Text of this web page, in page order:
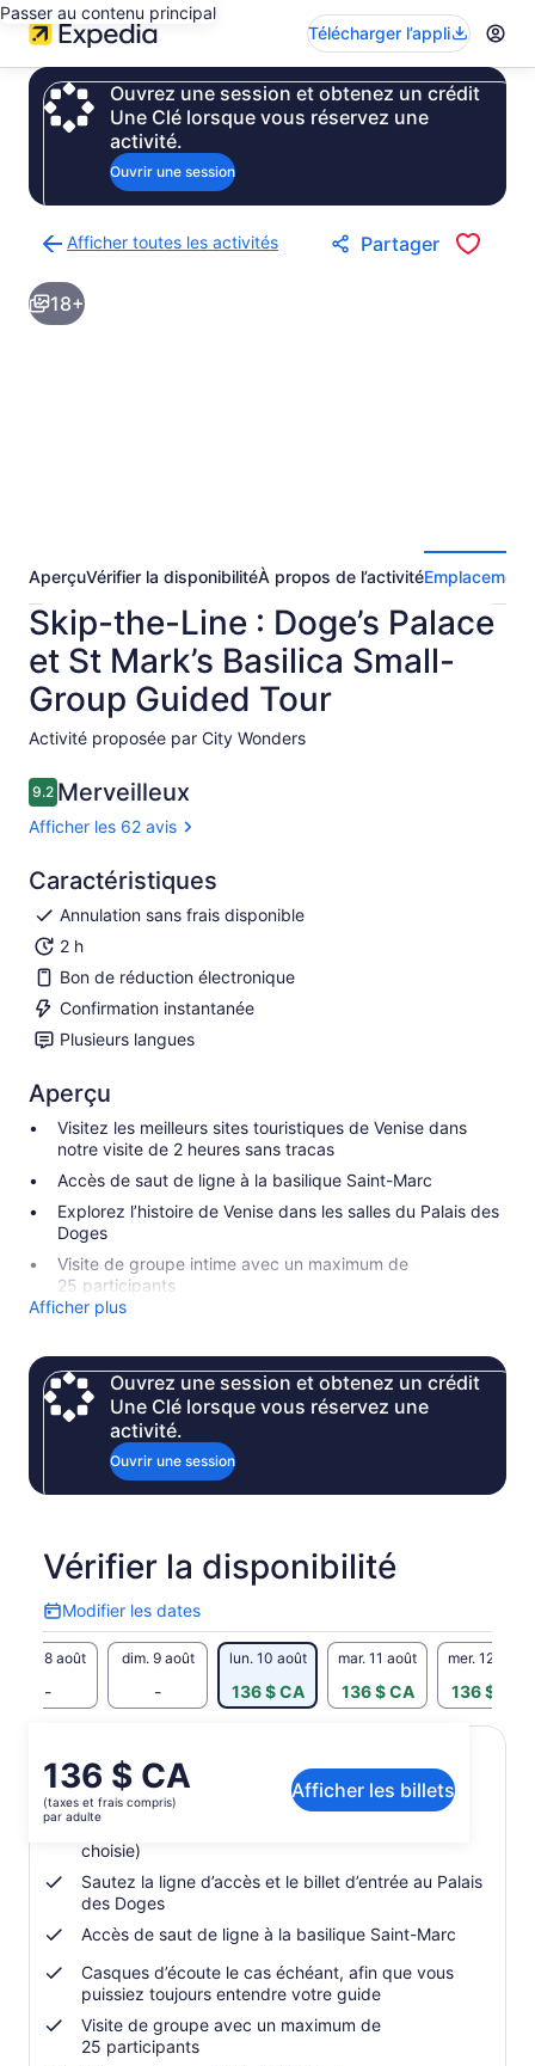
Passer au contenu principal
Télécharger l’appli
Ouvrez une session et obtenez un crédit
Une Clé lorsque vous réservez une
activité.
Ouvrir une session
Afficher toutes les activités
à
la
page
Partager
18+
AperçuVérifier la disponibilitéÀ propos de l’activitéEmplacement
Skip-the-Line : Doge’s Palace
et St Mark’s Basilica Small-
Group Guided Tour
Activité proposée par City Wonders
9.29.2 sur 10
Merveilleux
Afficher les 62 avis
Caractéristiques
Annulation sans frais disponible
2 h
Bon de réduction électronique
Confirmation instantanée
Plusieurs langues
Aperçu
Visitez les meilleurs sites touristiques de Venise dans
notre visite de 2 heures sans tracas
Accès de saut de ligne à la basilique Saint-Marc
Explorez l’histoire de Venise dans les salles du Palais des
Doges
Visite de groupe intime avec un maximum de
25 participants
Afficher plus
Ouvrez une session et obtenez un crédit
Une Clé lorsque vous réservez une
activité.
Ouvrir une session
Vérifier la disponibilité
Modifier les dates
Modifier
les
dates
sam. 8 août
-
dim. 9 août
-
lun. 10 août
136 $ CA
mar. 11 août
136 $ CA
mer. 12 août
136 $ CA
Le
prix
est
de 136 $ CA.
adulte
136 $ CA
(taxes et frais compris)
par adulte
Afficher les billets
Inclusions et exclusions
choisie)
Sautez la ligne d’accès et le billet d’entrée au Palais
des Doges
Accès de saut de ligne à la basilique Saint-Marc
Casques d’écoute le cas échéant, afin que vous
puissiez toujours entendre votre guide
Visite de groupe avec un maximum de
25 participants